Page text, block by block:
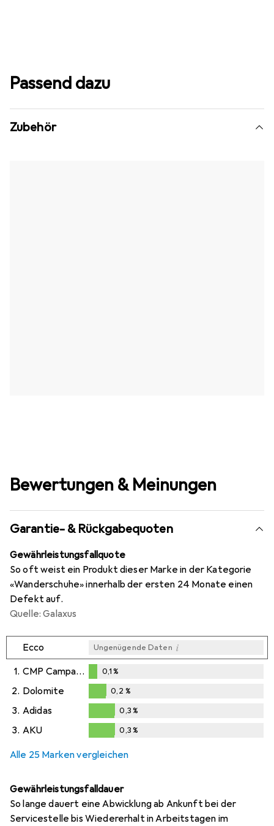
Passend dazu
Zubehör
Bewertungen & Meinungen
Garantie- & Rückgabequoten
Gewährleistungsfallquote
So oft weist ein Produkt dieser Marke in der Kategorie
«Wanderschuhe» innerhalb der ersten 24 Monate einen
Defekt auf.
Quelle: Galaxus
Ecco Ungenügende Daten i
1. CMP Campagnolo
%
0,1%
2. Dolomite
0,2%
0,2 %
3. Adidas
0,3%
0,3%
3. AKU 0,3%
Alle 25 Marken vergleichen
Gewährleistungsfalldauer
So lange dauert eine Abwicklung ab Ankunft bei der
Servicestelle bis Wiedererhalt in Arbeitstagen im